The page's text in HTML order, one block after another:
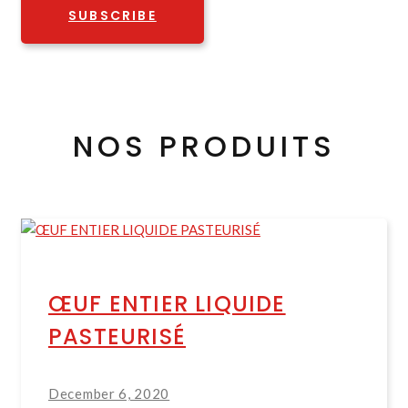
SUBSCRIBE
NOS PRODUITS
ŒUF ENTIER LIQUIDE
PASTEURISÉ
December 6, 2020